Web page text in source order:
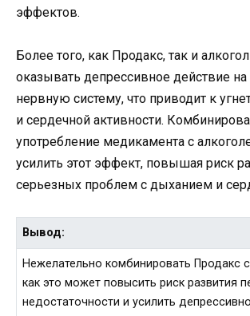
эффектов.
Более того, как Продакс, так и
оказывать депрессивное действие
нервную систему, что приводит к
и сердечной активности.
употребление медикамента с
усилить этот эффект, повышая риск
серьезных проблем с дыханием и
Вывод:
Нежелательно комбинировать Продакс
как это может повысить риск развития
недостаточности и усилить